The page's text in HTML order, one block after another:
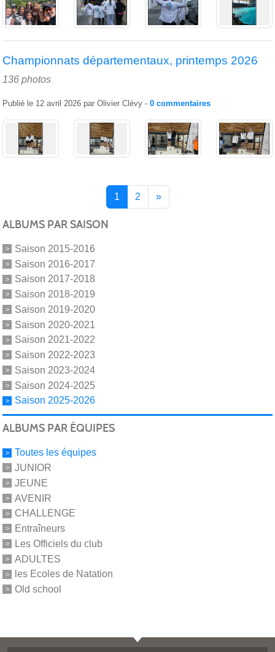
Championnats départementaux, printemps 2026
136 photos
Publié le 12 avril 2026 par Olivier Clévy - 0 commentaires
1 2 »
ALBUMS PAR SAISON
Saison 2015-2016
Saison 2016-2017
Saison 2017-2018
Saison 2018-2019
Saison 2019-2020
Saison 2020-2021
Saison 2021-2022
Saison 2022-2023
Saison 2023-2024
Saison 2024-2025
Saison 2025-2026
ALBUMS PAR ÉQUIPES
Toutes les équipes
JUNIOR
JEUNE
AVENIR
CHALLENGE
Entraîneurs
Les Officiels du club
ADULTES
les Ecoles de Natation
Old school